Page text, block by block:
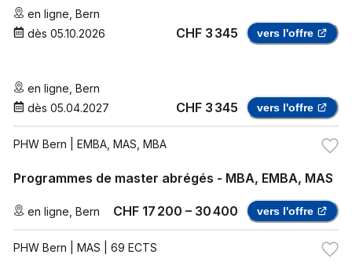
en ligne Bern
dès 05.10.2026 CHF 3 345 vers l'offre
en ligne Bern
dès 05.04.2027 CHF 3 345 vers l'offre
PHW Bern | EMBA, MAS, MBA
Programmes de master abrégés - MBA, EMBA, MAS
en ligne Bern CHF 17 200 – 30 400 vers l'offre
PHW Bern | MAS | 69 ECTS